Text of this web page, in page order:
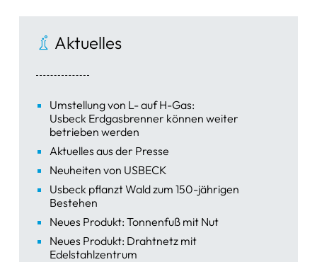
Aktuelles
Umstellung von L- auf H-Gas:
Usbeck Erdgasbrenner können weiter
betrieben werden
Aktuelles aus der Presse
Neuheiten von USBECK
Usbeck pflanzt Wald zum 150-jährigen
Bestehen
Neues Produkt: Tonnenfuß mit Nut
Neues Produkt: Drahtnetz mit
Edelstahlzentrum